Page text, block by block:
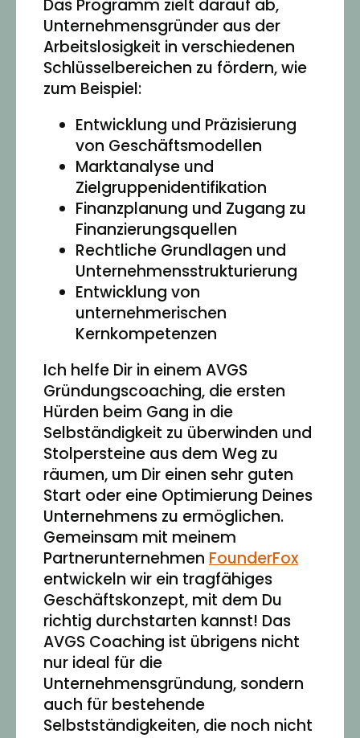
Das Programm zielt darauf ab,
Unternehmensgründer aus der
Arbeitslosigkeit in verschiedenen
Schlüsselbereichen zu fördern, wie
zum Beispiel:
Entwicklung und Präzisierung
von Geschäftsmodellen
Marktanalyse und
Zielgruppenidentifikation
Finanzplanung und Zugang zu
Finanzierungsquellen
Rechtliche Grundlagen und
Unternehmensstrukturierung
Entwicklung von
unternehmerischen
Kernkompetenzen
Ich helfe Dir in einem AVGS
Gründungscoaching, die ersten
Hürden beim Gang in die
Selbständigkeit zu überwinden und
Stolpersteine aus dem Weg zu
räumen, um Dir einen sehr guten
Start oder eine Optimierung Deines
Unternehmens zu ermöglichen.
Gemeinsam mit meinem
Partnerunternehmen FounderFox
entwickeln wir ein tragfähiges
Geschäftskonzept, mit dem Du
richtig durchstarten kannst! Das
AVGS Coaching ist übrigens nicht
nur ideal für die
Unternehmensgründung, sondern
auch für bestehende
Selbstständigkeiten, die noch nicht